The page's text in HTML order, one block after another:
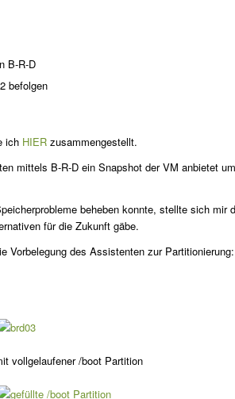
B-R-D
befolgen
ich HIER zusammengestellt.
mittels B-R-D ein Snapshot der VM anbietet
beheben konnte, stellte sich mir
für die Zukunft gäbe.
Vorbelegung des Assistenten zur
vollgelaufener /boot Partition